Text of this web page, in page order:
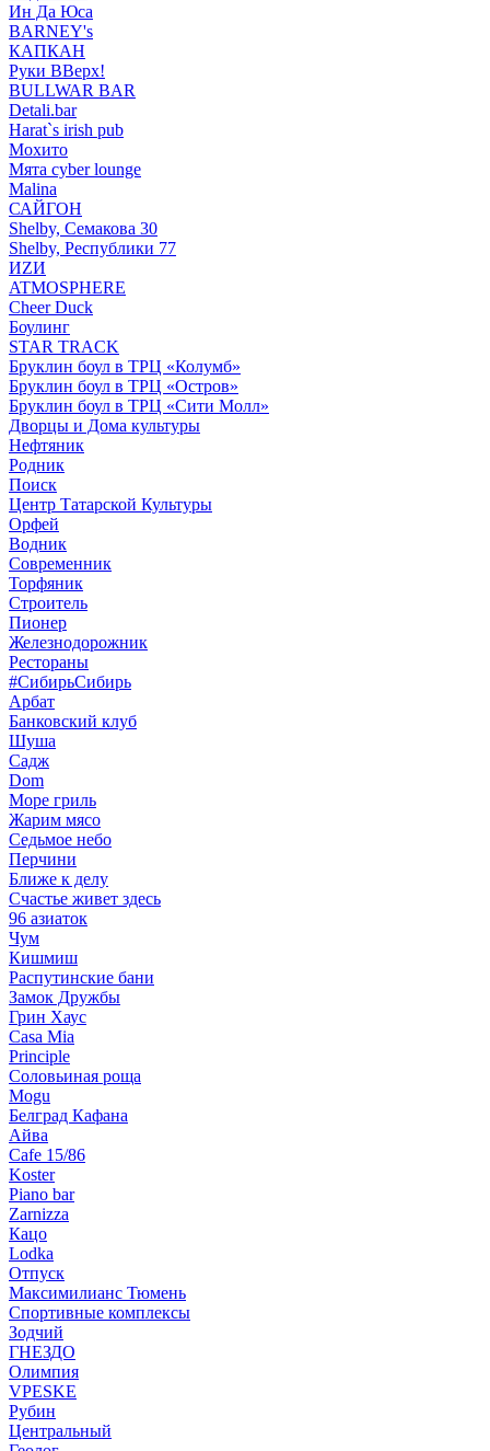
Ин Да Юса
BARNEY's
КАПКАН
Руки ВВерх!
BULLWAR BAR
Detali.bar
Harat`s irish pub
Мохито
Мята cyber lounge
Malina
САЙГОН
Shelby, Семакова 30
Shelby, Республики 77
ИZИ
ATMOSPHERE
Cheer Duck
Боулинг
STAR TRACK
Бруклин боул в ТРЦ «Колумб»
Бруклин боул в ТРЦ «Остров»
Бруклин боул в ТРЦ «Сити Молл»
Дворцы и Дома культуры
Нефтяник
Родник
Поиск
Центр Татарской Культуры
Орфей
Водник
Современник
Торфяник
Строитель
Пионер
Железнодорожник
Рестораны
#СибирьСибирь
Арбат
Банковский клуб
Шуша
Садж
Dom
Море гриль
Жарим мясо
Седьмое небо
Перчини
Ближе к делу
Счастье живет здесь
96 азиаток
Чум
Кишмиш
Распутинские бани
Замок Дружбы
Грин Хаус
Casa Mia
Principle
Соловьиная роща
Mogu
Белград Кафана
Айва
Cafe 15/86
Koster
Piano bar
Zarnizza
Кацо
Lodka
Отпуск
Максимилианс Тюмень
Спортивные комплексы
Зодчий
ГНЕЗДО
Олимпия
VPESKE
Рубин
Центральный